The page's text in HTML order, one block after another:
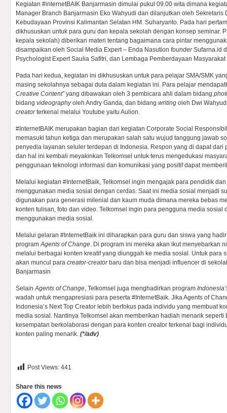
Kegiatan #internetBAIK Banjarmasin dimulai pukul 09.00 wita dimana
Manager Branch Banjarmasin Eko Wahyudi dan dilanjutkan oleh Sekretaris
Kebudayaan Provinsi Kalimantan Selatan HM. Suharyanto. Pada hari
dikhususkan untuk para guru dan kepala sekolah dengan konsep seminar.
kepala sekolah) diberikan materi tentang bagaimana cara pintar
disampaikan oleh Social Media Expert – Enda Nasution founderSufarna.id
Psychologist Expert Saulia Safitri, dan Lembaga Pemberdayaan
Pada hari kedua, kegiatan ini dikhususkan untuk para pelajar SMA/SMK
masing sekolahnya sebagai duta dalam kegiatan ini. Para pelajar
Creative Content”yang dibawakan oleh 3 pembicara ahli dalam bidang
bidang videographyoleh Andry Ganda, dan bidang writing oleh Dwi
creatorterkenal melalui Youtube yaitu Aulion.
#InternetBAIK merupakan bagian dari kegiatan Corporate Social
memasuki tahun ketiga dan merupakan salah satu wujud tanggung jawab
penyedia layanan seluler terdepan di Indonesia. Respon yang di dapat dari
dan hal ini kembali meyakinkan Telkomsel untuk terus mengedukasi
penggunaan teknologi informasi dan komunikasi yang positif dapat
Melalui kegiatan #InternetBaik, Telkomsel ingin mengajak para pendidik
menggunakan media sosial dengan cerdas. Saat ini media sosial menjadi
digunakan para generasi milenial dan kaum muda dimana mereka bebas
konten tulisan, foto dan video. Telkomsel ingin para pengguna media sosial
menggunakan media sosial.
Melalui gelaran #InternetBaik ini diharapkan para guru dan siswa yang
programAgents of Change. Di program ini mereka akan ikut menyebarkan
melalui berbagai konten kreatif yang diunggah ke media sosial. Untuk para
akan muncul para creator-creatorbaru dan bisa menjadi influencer di
Banjarmasin
SelainAgents of Change, Telkomsel juga menghadirkan program
wadah untuk mengapresiasi para peserta #InternetBaik. Jika Agents of
Indonesia’s Next Top Creator lebih berfokus pada individu yang membuat
media sosial. Nantinya Telkomsel akan memberikan hadiah menarik seperti
kesempatan berkolaborasi dengan para konten creator terkenal bagi
konten paling menarik. (*/adv)
Post Views: 441
Share this news